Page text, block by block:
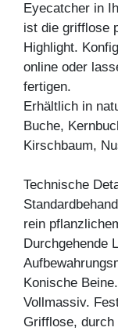
Eyecatcher in
ist die grifflose
Highlight.
online oder
fertigen.
Erhältlich in
Buche,
Kirschbaum,
Technische
rein
Durchgehende
Konische Beine.
Vollmassiv.
Grifflose, durch